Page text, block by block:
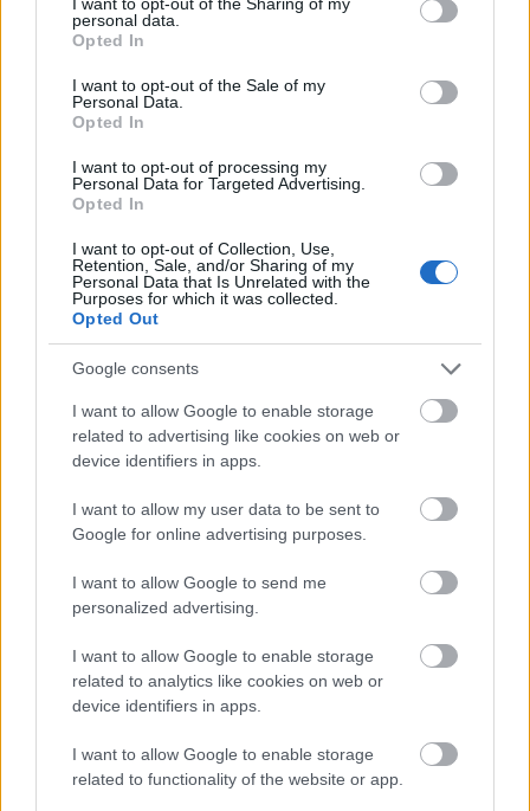
grant or deny consent to Google and its third-party tags to
use your data for below specified purposes in below Google
consent section.
personal data.
Opted In
I want to opt-out of the Sale of my
Personal Data.
Opted In
I want to opt-out of processing my
Personal Data for Targeted Advertising.
Opted In
I want to opt-out of Collection, Use,
Retention, Sale, and/or Sharing of my
Personal Data that Is Unrelated with the
Purposes for which it was collected.
Opted Out
Google consents
I want to allow Google to enable storage
related to advertising like cookies on web or
device identifiers in apps.
I want to allow my user data to be sent to
Google for online advertising purposes.
I want to allow Google to send me
personalized advertising.
I want to allow Google to enable storage
related to analytics like cookies on web or
device identifiers in apps.
I want to allow Google to enable storage
related to functionality of the website or app.
Ezer hajóból állhat a híres orosz árnyékflotta,
amely kijátssza a nyugati szankciókat
HÍREK 4 órája
Feszültség Olaszország és Spanyolország
között: az olaszok ellen ellenőrzést akar
bevezetni Madrid, gyorsan megérkezett a
válasz
NÉPSZERŰ